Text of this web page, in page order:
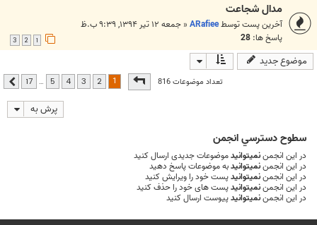
مدال شجاعت
آخرین پست توسطARafiee
« جمعه ۱۲ تیر ۱۳۹۴, ۹:۳۹ ب.ظ
پاسخ ها: 28
3
موضوع جدید
تعداد موضوعات 816صفحه از17
2
3
4
5
…
17 بعدی
پرش به
سطوح دسترسي انجمن
در این انجمننمیتوانیدموضوعات جدیدی ارسال کنید
در این انجمننمیتوانیدبه موضوعات پاسخ دهید
در این انجمننمیتوانیدپست خود را ویرایش کنید
در این انجمننمیتوانیدپست های خود را حذف کنید
در این انجمننمیتوانیدپیوست ارسال کنید